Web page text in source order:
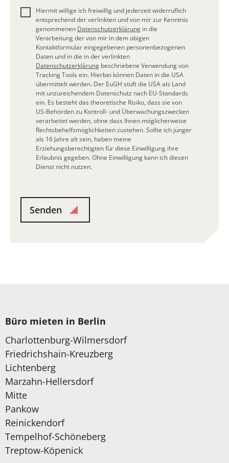
Hiermit willige ich freiwillig und jederzeit widerruflich
entsprechend der verlinkten und von mir zur Kenntnis
genommenen Datenschutzerklärung in die
Verarbeitung der von mir in dem obigen
Kontaktformular eingegebenen personenbezogenen
Daten und in die in der verlinkten
Datenschutzerklärung beschriebene Verwendung von
Tracking Tools ein. Hierbei können Daten in die USA
übermittelt werden. Der EuGH stuft die USA als Land
mit unzureichendem Datenschutz nach EU-Standards
ein. Es besteht das theoretische Risiko, dass sie von
US-Behörden zu Kontroll- und Überwachungszwecken
verarbeitet werden, ohne dass Ihnen möglicherweise
Rechtsbehelfsmöglichkeiten zustehen. Sollte ich jünger
als 16 Jahre alt sein, haben meine
Erziehungsberechtigten für diese Einwilligung ihre
Erlaubnis gegeben. Ohne Einwilligung kann ich diesen
Dienst nicht nutzen.
Senden
Büro mieten in Berlin
Charlottenburg-Wilmersdorf
Friedrichshain-Kreuzberg
Lichtenberg
Marzahn-Hellersdorf
Mitte
Pankow
Reinickendorf
Tempelhof-Schöneberg
Treptow-Köpenick